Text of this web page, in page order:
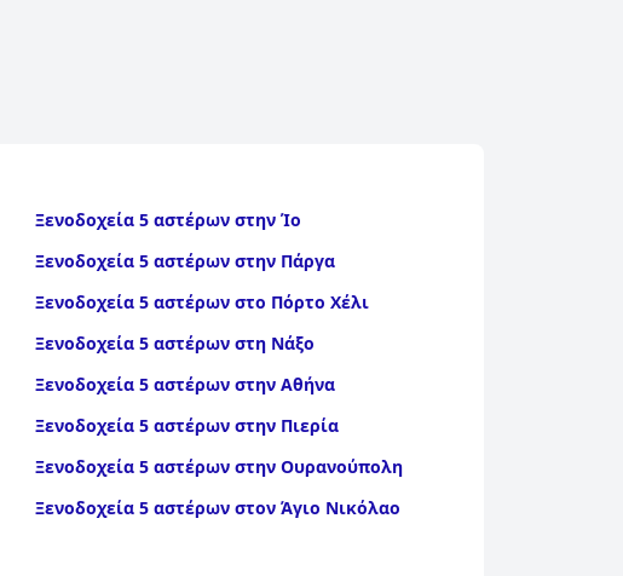
Ξενοδοχεία 5 αστέρων στην Ίο
Ξενοδοχεία 5 αστέρων στην Πάργα
Ξενοδοχεία 5 αστέρων στο Πόρτο Χέλι
Ξενοδοχεία 5 αστέρων στη Νάξο
Ξενοδοχεία 5 αστέρων στην Αθήνα
Ξενοδοχεία 5 αστέρων στην Πιερία
Ξενοδοχεία 5 αστέρων στην Ουρανούπολη
Ξενοδοχεία 5 αστέρων στον Άγιο Νικόλαο